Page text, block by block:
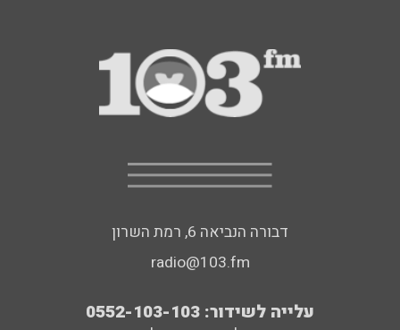
דבורה הנביאה 6, רמת השרון
radio@103.fm
עלייה לשידור: 0552-103-103